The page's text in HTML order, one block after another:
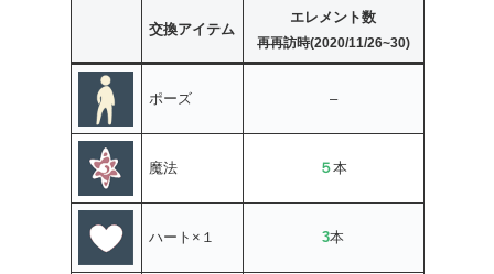
交換アイテム
エレメント数
再再訪時(2020/11/26~30)
ポーズ –
魔法 ５本
ハート×１ 3本